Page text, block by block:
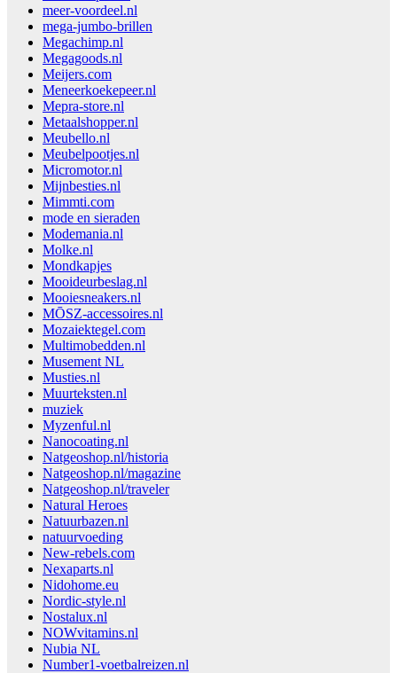
meer-voordeel.nl
mega-jumbo-brillen
Megachimp.nl
Megagoods.nl
Meijers.com
Meneerkoekepeer.nl
Mepra-store.nl
Metaalshopper.nl
Meubello.nl
Meubelpootjes.nl
Micromotor.nl
Mijnbesties.nl
Mimmti.com
mode en sieraden
Modemania.nl
Molke.nl
Mondkapjes
Mooideurbeslag.nl
Mooiesneakers.nl
MŌSZ-accessoires.nl
Mozaiektegel.com
Multimobedden.nl
Musement NL
Musties.nl
Muurteksten.nl
muziek
Myzenful.nl
Nanocoating.nl
Natgeoshop.nl/historia
Natgeoshop.nl/magazine
Natgeoshop.nl/traveler
Natural Heroes
Natuurbazen.nl
natuurvoeding
New-rebels.com
Nexaparts.nl
Nidohome.eu
Nordic-style.nl
Nostalux.nl
NOWvitamins.nl
Nubia NL
Number1-voetbalreizen.nl